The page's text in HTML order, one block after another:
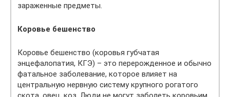
зараженные предметы.
Коровье бешенство
Коровье бешенство (коровья губчатая
энцефалопатия, КГЭ) – это перерожденное и обычно
фатальное заболевание, которое влияет на
центральную нервную систему крупного рогатого